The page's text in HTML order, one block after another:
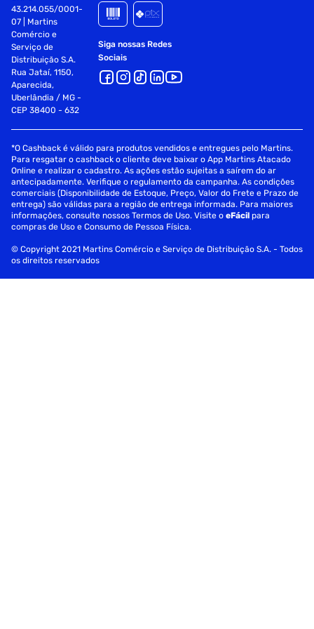
43.214.055/0001-
07 | Martins
Comércio e
Serviço de
Distribuição S.A.
Rua Jataí, 1150,
Aparecida,
Uberlândia / MG -
CEP 38400 - 632
Siga nossas Redes
Sociais
*O Cashback é válido para produtos vendidos e entregues pelo Martins.
Para resgatar o cashback o cliente deve baixar o App Martins Atacado
Online e realizar o cadastro. As ações estão sujeitas a saírem do ar
antecipadamente. Verifique o regulamento da campanha. As condições
comerciais (Disponibilidade de Estoque, Preço, Valor do Frete e Prazo de
entrega) são válidas para a região de entrega informada. Para maiores
informações, consulte nossos Termos de Uso. Visite oeFácil para
compras de Uso e Consumo de Pessoa Física.
© Copyright 2021 Martins Comércio e Serviço de Distribuição S.A. - Todos
os direitos reservados